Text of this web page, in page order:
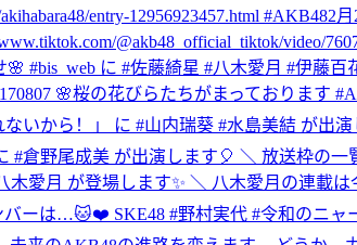
entry-12956923457.html #AKB482
@akb48_official_tiktok/video/
🌸 #bis_web に #佐藤綺星 #八木愛月 #伊藤
170807 🌸桜の花びらたちがまっております
から！」 に #山内瑞葵 #水島美結 が出
倉野尾成美 が出演します🎈 ＼ 放送枠の一
木愛月 が登場します✨ ＼ 八木愛月の連載
ーは…🐱❤️ SKE48 #野村実代 #令和のニャ